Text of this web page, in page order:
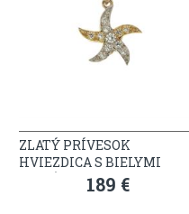
ZLATÝ PRÍVESOK
HVIEZDICA S BIELYMI
ZIRKÓNMI189 €